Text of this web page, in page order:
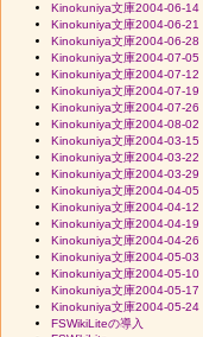
Kinokuniya文庫2004-06-14
Kinokuniya文庫2004-06-21
Kinokuniya文庫2004-06-28
Kinokuniya文庫2004-07-05
Kinokuniya文庫2004-07-12
Kinokuniya文庫2004-07-19
Kinokuniya文庫2004-07-26
Kinokuniya文庫2004-08-02
Kinokuniya文庫2004-03-15
Kinokuniya文庫2004-03-22
Kinokuniya文庫2004-03-29
Kinokuniya文庫2004-04-05
Kinokuniya文庫2004-04-12
Kinokuniya文庫2004-04-19
Kinokuniya文庫2004-04-26
Kinokuniya文庫2004-05-03
Kinokuniya文庫2004-05-10
Kinokuniya文庫2004-05-17
Kinokuniya文庫2004-05-24
FSWikiLiteの導入